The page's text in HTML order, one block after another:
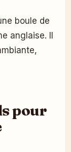
boule de
anglaise. Il
pour